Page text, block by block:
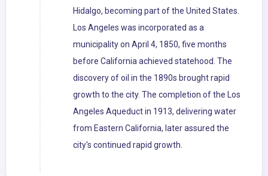
Hidalgo, becoming part of the United States.
Los Angeles was incorporated as a
municipality on April 4, 1850, five months
before California achieved statehood. The
discovery of oil in the 1890s brought rapid
growth to the city. The completion of the Los
Angeles Aqueduct in 1913, delivering water
from Eastern California, later assured the
city's continued rapid growth.